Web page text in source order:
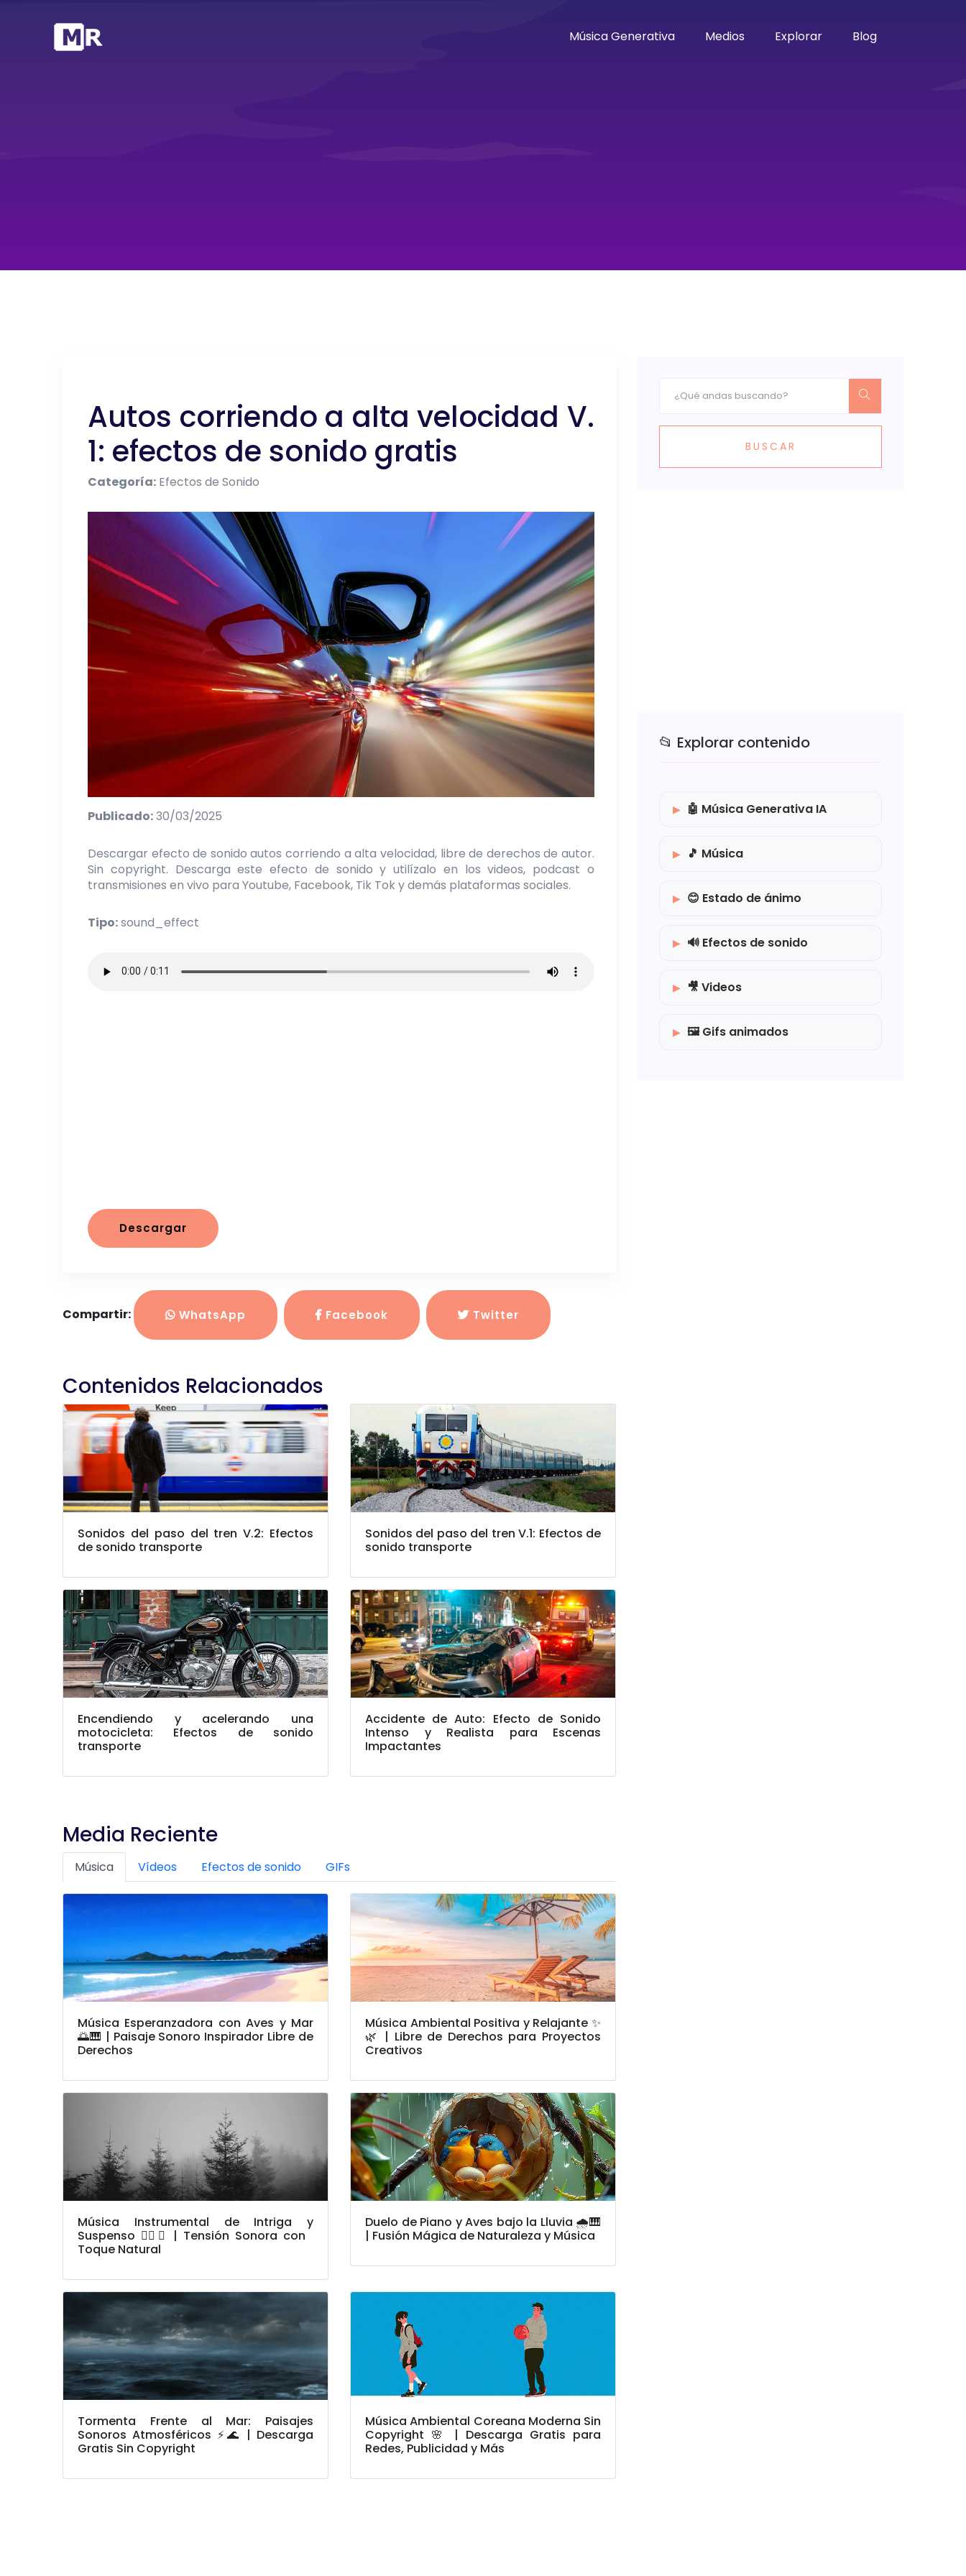
Música Generativa Medios Explorar Blog
Autos corriendo a alta velocidad V.
1: efectos de sonido gratis
Categoría: Efectos de Sonido
Publicado:30/03/2025
Descargar efecto de sonido autos corriendo a alta velocidad, libre de derechos de autor.
Sin copyright. Descarga este efecto de sonido y utilízalo en los videos, podcast o
transmisiones en vivo para Youtube, Facebook, Tik Tok y demás plataformas sociales.
Tipo:sound_effect
Descargar
Compartir: WhatsApp Facebook Twitter
Contenidos Relacionados
Sonidos del paso del tren V.2: Efectos
de sonido transporte
Sonidos del paso del tren V.1: Efectos de
sonido transporte
Encendiendo y acelerando una
motocicleta: Efectos de sonido
transporte
Accidente de Auto: Efecto de Sonido
Intenso y Realista para Escenas
Impactantes
Media Reciente
Música Vídeos Efectos de sonido GIFs
Música Esperanzadora con Aves y Mar
🌅🎹 | Paisaje Sonoro Inspirador Libre de
Derechos
Música Ambiental Positiva y Relajante ✨
🌿 | Libre de Derechos para Proyectos
Creativos
Música Instrumental de Intriga y
Suspenso 🕵️‍♂️🌲 | Tensión Sonora con
Toque Natural
Duelo de Piano y Aves bajo la Lluvia 🌧️🎹
| Fusión Mágica de Naturaleza y Música
Tormenta Frente al Mar: Paisajes
Sonoros Atmosféricos ⚡🌊 | Descarga
Gratis Sin Copyright
Música Ambiental Coreana Moderna Sin
Copyright 🌸 | Descarga Gratis para
Redes, Publicidad y Más
BUSCAR
📂 Explorar contenido
🤖 Música Generativa IA
🎵 Música
😊 Estado de ánimo
🔊 Efectos de sonido
🎥 Videos
🖼️ Gifs animados